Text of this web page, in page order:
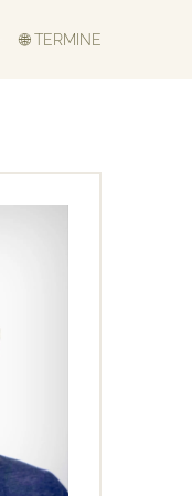
🌐 TERMINE